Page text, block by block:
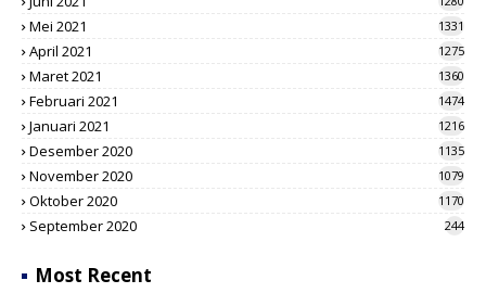
Mei 2021 1331
April 2021 1275
Maret 2021 1360
Februari 2021 1474
Januari 2021 1216
Desember 2020 1135
November 2020 1079
Oktober 2020 1170
September 2020 244
Most Recent